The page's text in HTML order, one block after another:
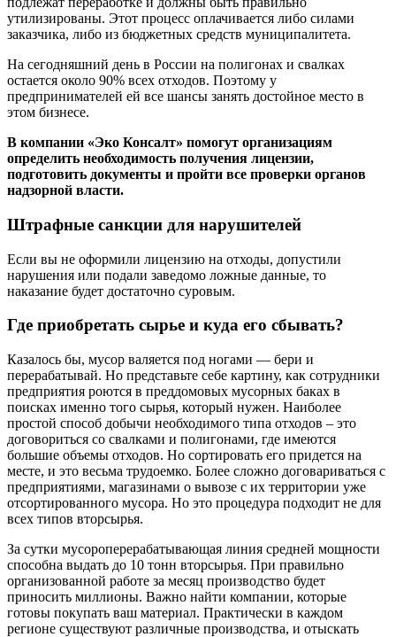
утилизированы. Этот процесс оплачивается либо силами
заказчика, либо из бюджетных средств муниципалитета.
На сегодняшний день в России на полигонах и свалках
остается около 90% всех отходов. Поэтому у
предпринимателей ей все шансы занять достойное место в
этом бизнесе.
В компании «Эко Консалт» помогут организациям
определить необходимость получения лицензии,
подготовить документы и пройти все проверки органов
надзорной власти.
Штрафные санкции для нарушителей
Если вы не оформили лицензию на отходы, допустили
нарушения или подали заведомо ложные данные, то
наказание будет достаточно суровым.
Где приобретать сырье и куда его сбывать?
Казалось бы, мусор валяется под ногами — бери и
перерабатывай. Но представьте себе картину, как сотрудники
предприятия роются в преддомовых мусорных баках в
поисках именно того сырья, который нужен. Наиболее
простой способ добычи необходимого типа отходов – это
договориться со свалками и полигонами, где имеются
большие объемы отходов. Но сортировать его придется на
месте, и это весьма трудоемко. Более сложно договариваться с
предприятиями, магазинами о вывозе с их территории уже
отсортированного мусора. Но это процедура подходит не для
всех типов вторсырья.
За сутки мусороперерабатывающая линия средней мощности
способна выдать до 10 тонн вторсырья. При правильно
организованной работе за месяц производство будет
приносить миллионы. Важно найти компании, которые
готовы покупать ваш материал. Практически в каждом
регионе существуют различные производства, и отыскать